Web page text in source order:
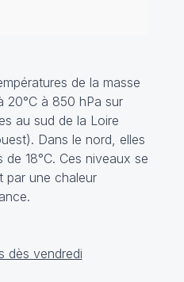
de la masse
20°C à 850 hPa sur
au sud de la Loire
Dans le nord, elles
18°C. Ces niveaux se
par une chaleur
dès vendredi